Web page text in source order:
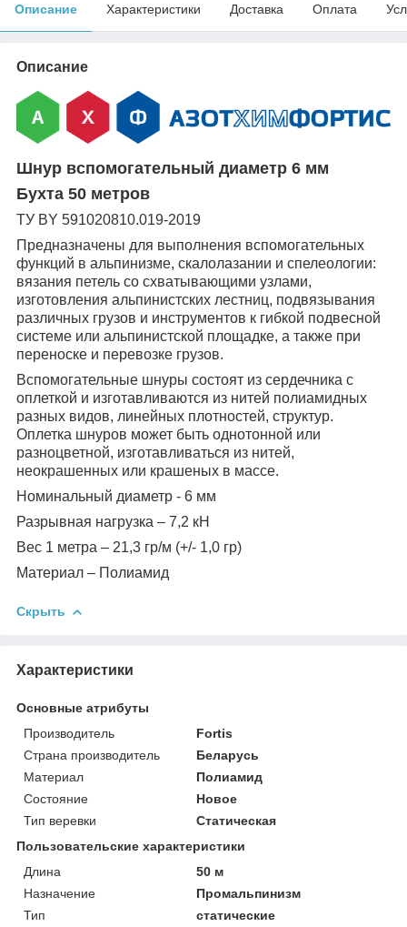
Описание Характеристики Доставка Оплата
Описание
Шнур вспомогательный диаметр 6 мм
Бухта 50 метров
ТУ ВY 591020810.019-2019
Предназначены для выполнения вспомогательных
функций в альпинизме, скалолазании и спелеологии:
вязания петель со схватывающими узлами,
изготовления альпинистских лестниц, подвязывания
различных грузов и инструментов к гибкой подвесной
системе или альпинистской площадке, а также при
переноске и перевозке грузов.
Вспомогательные шнуры состоят из сердечника с
оплеткой и изготавливаются из нитей полиамидных
разных видов, линейных плотностей, структур.
Оплетка шнуров может быть однотонной или
разноцветной, изготавливаться из нитей,
неокрашенных или крашеных в массе.
Номинальный диаметр - 6 мм
Разрывная нагрузка – 7,2 кН
Вес 1 метра – 21,3 гр/м (+/- 1,0 гр)
Материал – Полиамид
Скрыть
Характеристики
Основные атрибуты
Производитель
Fortis
Страна производитель
Беларусь
Материал
Полиамид
Состояние
Новое
Тип веревки
Статическая
Пользовательские характеристики
Длина
50 м
Назначение
Промальпинизм
Тип
статические